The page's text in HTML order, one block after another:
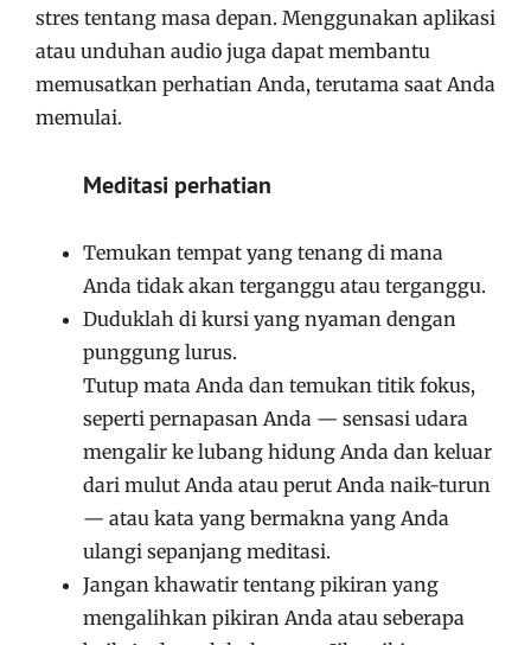
stres tentang masa depan. Menggunakan aplikasi
atau unduhan audio juga dapat membantu
memusatkan perhatian Anda, terutama saat Anda
memulai.
Meditasi perhatian
Temukan tempat yang tenang di mana
Anda tidak akan terganggu atau terganggu.
Duduklah di kursi yang nyaman dengan
punggung lurus.
Tutup mata Anda dan temukan titik fokus,
seperti pernapasan Anda — sensasi udara
mengalir ke lubang hidung Anda dan keluar
dari mulut Anda atau perut Anda naik-turun
— atau kata yang bermakna yang Anda
ulangi sepanjang meditasi.
Jangan khawatir tentang pikiran yang
mengalihkan pikiran Anda atau seberapa